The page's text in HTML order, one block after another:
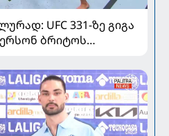
UFC 331-ზე გიგა
ბრიტოს